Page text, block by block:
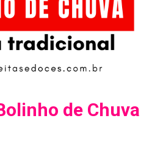
de Chuva